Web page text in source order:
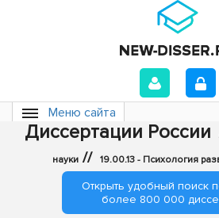
Меню сайта
Диссертации России
науки // 19.00.13 - Психология
Открыть удобный поиск
более 800 000